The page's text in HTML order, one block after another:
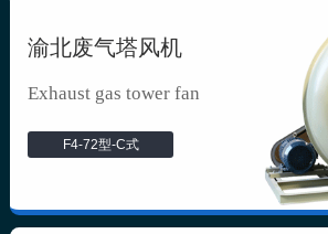
渝北废气塔风机
Exhaust gas tower fan
F4-72型-C式